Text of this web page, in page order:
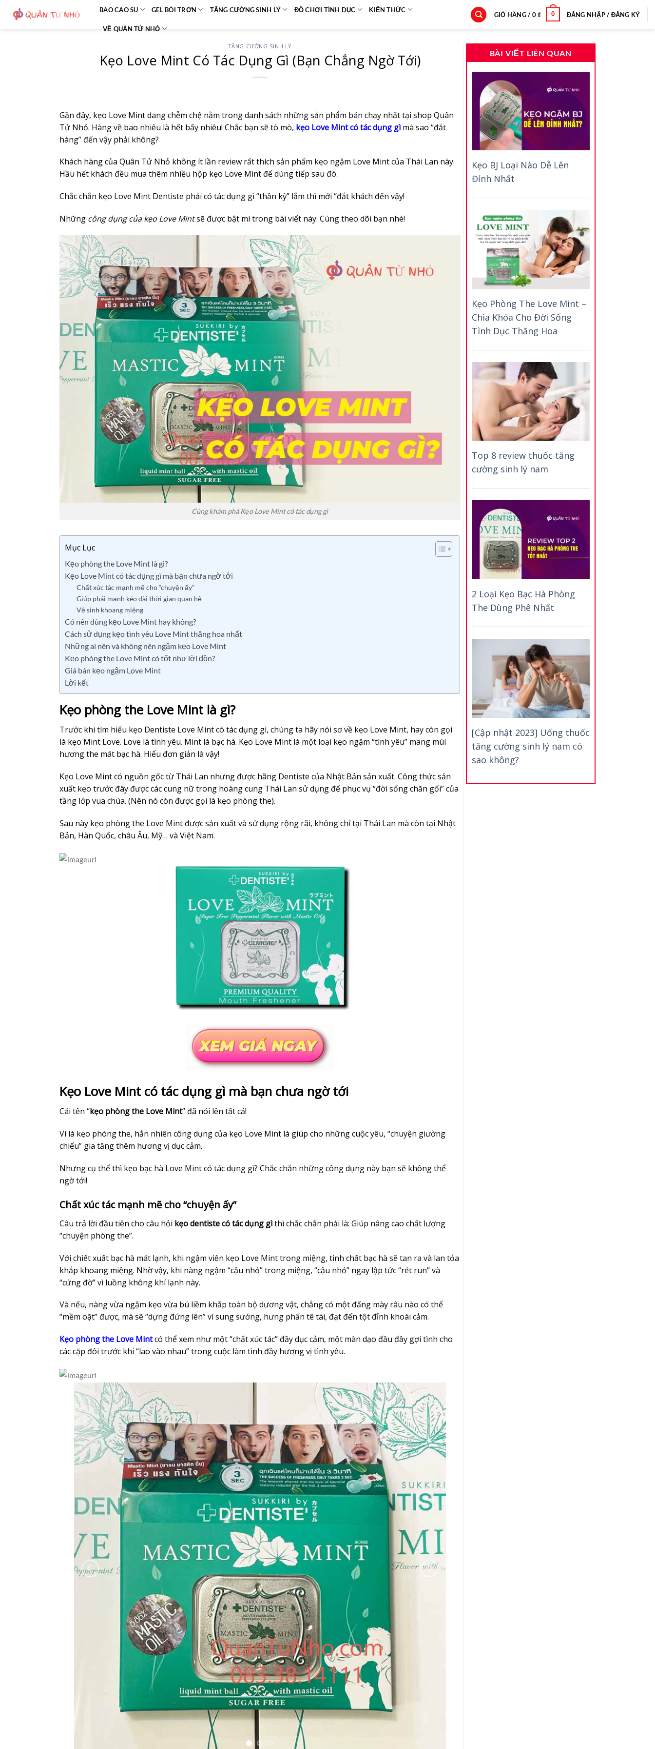
nội
BAO CAO SU GEL BÔI TRƠN TĂNG CƯỜNG SINH LÝ ĐỒ CHƠI TÌNH DỤC KIẾN THỨC
VỀ QUÂN TỬ NHỎ
GIỎ HÀNG / 0₫ 0 ĐĂNG NHẬP / ĐĂNG KÝ
TĂNG CƯỜNG SINH LÝ
Kẹo Love Mint Có Tác Dụng Gì (Bạn Chẳng Ngờ Tới)
Gần đây, kẹo Love Mint dang chễm chệ nằm trong danh sách những sản phẩm bán chạy nhất tại shop Quân
Tử Nhỏ. Hàng về bao nhiêu là hết bấy nhiêu! Chắc bạn sẽ tò mò, kẹo Love Mint có tác dụng gìmà sao “đắt
hàng” đến vậy phải không?
Khách hàng của Quân Tử Nhỏ không ít lần review rất thích sản phẩm kẹo ngậm Love Mint của Thái Lan này.
Hầu hết khách đều mua thêm nhiều hộp kẹo Love Mint để dùng tiếp sau đó.
Chắc chắn kẹo Love Mint Dentiste phải có tác dụng gì “thần kỳ” lắm thì mới “đắt khách đến vậy!
Những công dụng của kẹo Love Mintsẽ được bật mí trong bài viết này. Cùng theo dõi bạn nhé!
Cùng khám phá Kẹo Love Mint có tác dụng gì
Mục Lục
Kẹo phòng the Love Mint là gì?
Kẹo Love Mint có tác dụng gì mà bạn chưa ngờ tới
Chất xúc tác mạnh mẽ cho “chuyện ấy”
Giúp phái mạnh kéo dài thời gian quan hệ
Vệ sinh khoang miệng
Có nên dùng kẹo Love Mint hay không?
Cách sử dụng kẹo tình yêu Love Mint thăng hoa nhất
Những ai nên và không nên ngậm kẹo Love Mint
Kẹo phòng the Love Mint có tốt như lời đồn?
Giá bán kẹo ngậm Love Mint
Lời kết
Kẹo phòng the Love Mint là gì?
Trước khi tìm hiểu kẹo Dentiste Love Mint có tác dụng gì, chúng ta hãy nói sơ về kẹo Love Mint, hay còn gọi
là kẹo Mint Love. Love là tình yêu. Mint là bạc hà. Kẹo Love Mint là một loại kẹo ngậm “tình yêu” mang mùi
hương the mát bạc hà. Hiểu đơn giản là vậy!
Kẹo Love Mint có nguồn gốc từ Thái Lan nhưng được hãng Dentiste của Nhật Bản sản xuất. Công thức sản
xuất kẹo trước đây được các cung nữ trong hoàng cung Thái Lan sử dụng để phục vụ “đời sống chăn gối” của
tầng lớp vua chúa. (Nên nó còn được gọi là kẹo phòng the).
Sau này kẹo phòng the Love Mint được sản xuất và sử dụng rộng rãi, không chỉ tại Thái Lan mà còn tại Nhật
Bản, Hàn Quốc, châu Âu, Mỹ… và Việt Nam.
Kẹo Love Mint có tác dụng gì mà bạn chưa ngờ tới
Cái tên “kẹo phòng the Love Mint” đã nói lên tất cả!
Vì là kẹo phòng the, hẳn nhiên công dụng của kẹo Love Mint là giúp cho những cuộc yêu, “chuyện giường
chiếu” gia tăng thêm hương vị dục cảm.
Nhưng cụ thể thì kẹo bạc hà Love Mint có tác dụng gì? Chắc chắn những công dụng này bạn sẽ không thể
ngờ tới!
Chất xúc tác mạnh mẽ cho “chuyện ấy”
Câu trả lời đầu tiên cho câu hỏi kẹo dentiste có tác dụng gìthì chắc chắn phải là: Giúp nâng cao chất lượng
“chuyện phòng the”.
Với chiết xuất bạc hà mát lạnh, khi ngậm viên kẹo Love Mint trong miệng, tinh chất bạc hà sẽ tan ra và lan tỏa
khắp khoang miệng. Nhờ vậy, khi nàng ngậm “cậu nhỏ” trong miệng, “cậu nhỏ” ngay lập tức “rét run” và
“cứng đờ” vì luồng không khí lạnh này.
Và nếu, nàng vừa ngậm kẹo vừa bú liềm khắp toàn bộ dương vật, chẳng có một đấng mày râu nào có thể
“mềm oặt” được, mà sẽ “dựng đứng lên” vì sung sướng, hưng phấn tê tái, đạt đến tột đỉnh khoái cảm.
Kẹo phòng the Love Mintcó thể xem như một “chất xúc tác” đầy dục cảm, một màn dạo đầu đầy gợi tình cho
các cặp đôi trước khi “lao vào nhau” trong cuộc làm tình đầy hương vị tình yêu.
BÀI VIẾT LIÊN QUAN
Kẹo BJ Loại Nào Dễ Lên
Đỉnh Nhất
Kẹo Phòng The Love Mint –
Chìa Khóa Cho Đời Sống
Tình Dục Thăng Hoa
Top 8 review thuốc tăng
cường sinh lý nam
2 Loại Kẹo Bạc Hà Phòng
The Dùng Phê Nhất
[Cập nhật 2023] Uống thuốc
tăng cường sinh lý nam có
sao không?